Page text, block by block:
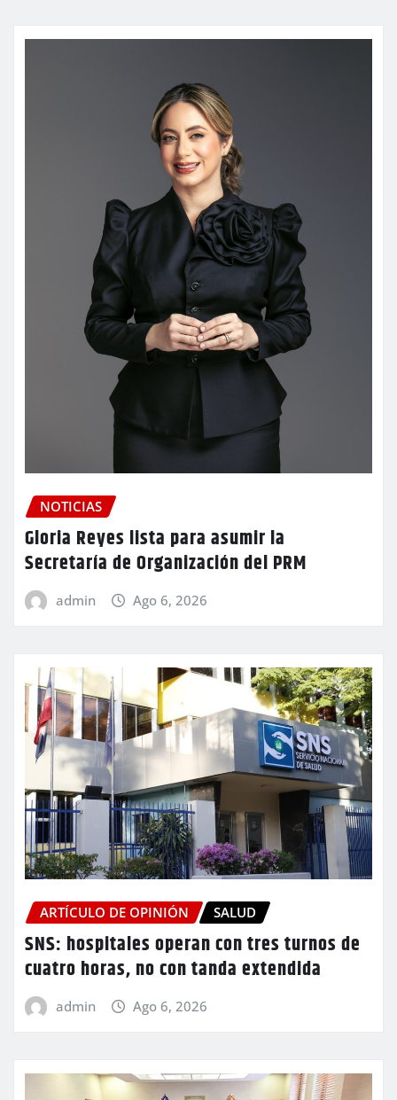
NOTICIAS
Gloria Reyes lista para asumir la
Secretaría de Organización del PRM
admin Ago 6, 2026
ARTÍCULO DE OPINIÓN SALUD
SNS: hospitales operan con tres turnos de
cuatro horas, no con tanda extendida
admin Ago 6, 2026